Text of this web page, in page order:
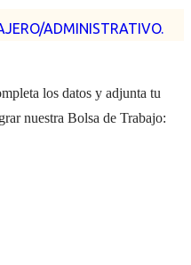
ADMINISTRATIVO.
los datos y adjunta tu
nuestra Bolsa de Trabajo: